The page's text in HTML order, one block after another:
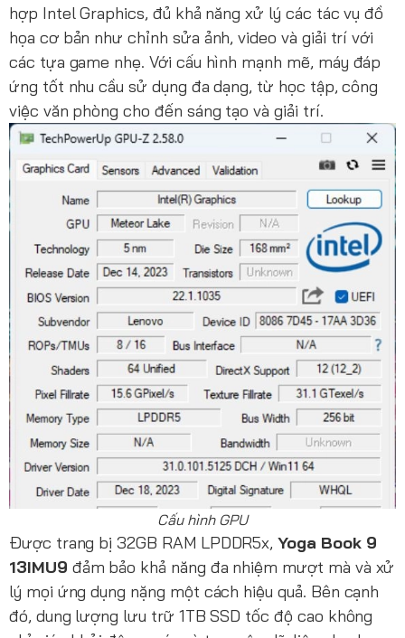
hợp Intel Graphics, đủ khả năng xử lý các tác vụ đồ
họa cơ bản như chỉnh sửa ảnh, video và giải trí với
các tựa game nhẹ. Với cấu hình mạnh mẽ, máy đáp
ứng tốt nhu cầu sử dụng đa dạng, từ học tập, công
việc văn phòng cho đến sáng tạo và giải trí.
Cấu hình GPU
Được trang bị 32GB RAM LPDDR5x,Yoga Book 9
13IMU9 đảm bảo khả năng đa nhiệm mượt mà và xử
lý mọi ứng dụng nặng một cách hiệu quả. Bên cạnh
đó, dung lượng lưu trữ 1TB SSD tốc độ cao không